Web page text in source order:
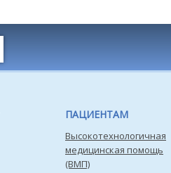
ПАЦИЕНТАМ
Высокотехнологичная
медицинская помощь
(ВМП)